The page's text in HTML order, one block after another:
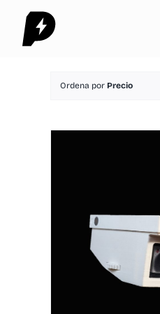
Saltar
contenido
Ordena por Precio